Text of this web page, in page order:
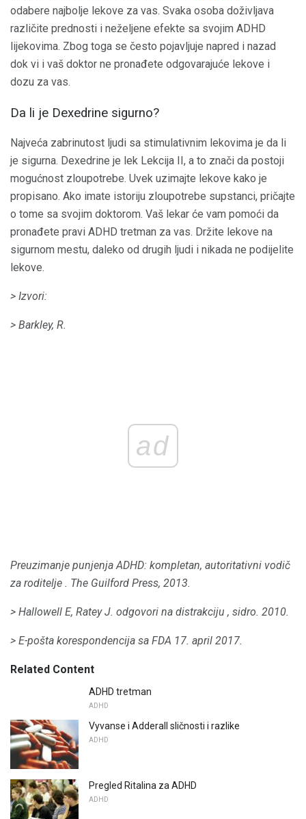
odabere najbolje lekove za vas. Svaka osoba doživljava
različite prednosti i neželjene efekte sa svojim ADHD
lijekovima. Zbog toga se često pojavljuje napred i nazad
dok vi i vaš doktor ne pronađete odgovarajuće lekove i
dozu za vas.
Da li je Dexedrine sigurno?
Najveća zabrinutost ljudi sa stimulativnim lekovima je da li
je sigurna. Dexedrine je lek Lekcija II, a to znači da postoji
mogućnost zloupotrebe. Uvek uzimajte lekove kako je
propisano. Ako imate istoriju zloupotrebe supstanci, pričajte
o tome sa svojim doktorom. Vaš lekar će vam pomoći da
pronađete pravi ADHD tretman za vas. Držite lekove na
sigurnom mestu, daleko od drugih ljudi i nikada ne podijelite
lekove.
> Izvori:
> Barkley, R.
ad
Preuzimanje punjenja ADHD: kompletan, autoritativni vodič
za roditelje . The Guilford Press, 2013.
> Hallowell E, Ratey J. odgovori na distrakciju , sidro. 2010.
> E-pošta korespondencija sa FDA 17. april 2017.
Related Content
ADHD tretman
ADHD
Vyvanse i Adderall sličnosti i razlike
ADHD
Pregled Ritalina za ADHD
ADHD